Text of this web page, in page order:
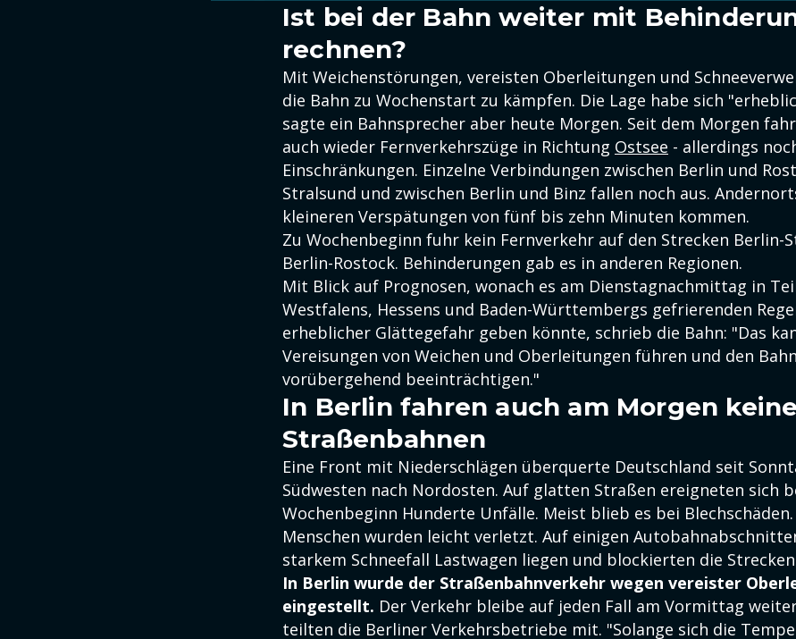
Ist bei der Bahn weiter mit
rechnen?
Mit Weichenstörungen, vereisten Oberleitungen und
die Bahn zu Wochenstart zu kämpfen. Die Lage habe sich
sagte ein Bahnsprecher aber heute Morgen. Seit dem Morgen
auch wieder Fernverkehrszüge in Richtung Ostsee - allerdings
Einschränkungen. Einzelne Verbindungen zwischen Berlin und
Stralsund und zwischen Berlin und Binz fallen noch aus.
kleineren Verspätungen von fünf bis zehn Minuten kommen.
Zu Wochenbeginn fuhr kein Fernverkehr auf den Strecken Berlin-
Berlin-Rostock. Behinderungen gab es in anderen Regionen.
Mit Blick auf Prognosen, wonach es am Dienstagnachmittag in
Westfalens, Hessens und Baden-Württembergs gefrierenden
erheblicher Glättegefahr geben könnte, schrieb die Bahn: "Das
Vereisungen von Weichen und Oberleitungen führen und den
vorübergehend beeinträchtigen."
In Berlin fahren auch am Morgen keine
Straßenbahnen
Eine Front mit Niederschlägen überquerte Deutschland seit
Südwesten nach Nordosten. Auf glatten Straßen ereigneten sich
Wochenbeginn Hunderte Unfälle. Meist blieb es bei
Menschen wurden leicht verletzt. Auf einigen
starkem Schneefall Lastwagen liegen und blockierten die
In Berlin wurde der Straßenbahnverkehr wegen vereister
eingestellt. Der Verkehr bleibe auf jeden Fall am Vormittag
teilten die Berliner Verkehrsbetriebe mit. "Solange sich die